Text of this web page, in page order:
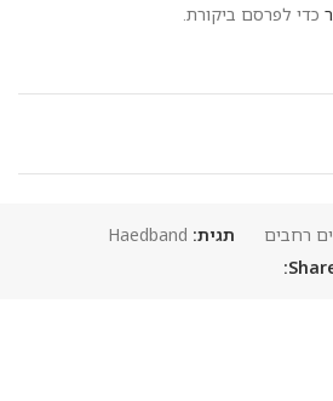
כדי לפרסם ביקורת.
רחבים תגית: Haedband